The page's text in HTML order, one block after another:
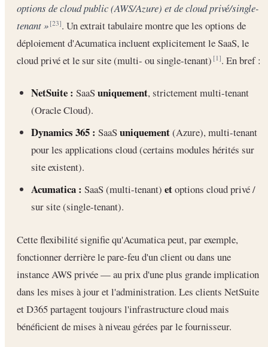
options de cloud public (AWS/Azure) et de cloud privé/single-
tenant » [23]. Un extrait tabulaire montre que les options de
déploiement d'Acumatica incluent explicitement le SaaS, le
cloud privé et le sur site (multi- ou single-tenant)[1]. En bref :
NetSuite : SaaSuniquement, strictement multi-tenant
(Oracle Cloud).
Dynamics 365 : SaaSuniquement(Azure), multi-tenant
pour les applications cloud (certains modules hérités sur
site existent).
Acumatica : SaaS (multi-tenant) etoptions cloud privé /
sur site (single-tenant).
Cette flexibilité signifie qu'Acumatica peut, par exemple,
fonctionner derrière le pare-feu d'un client ou dans une
instance AWS privée — au prix d'une plus grande implication
dans les mises à jour et l'administration. Les clients NetSuite
et D365 partagent toujours l'infrastructure cloud mais
bénéficient de mises à niveau gérées par le fournisseur.